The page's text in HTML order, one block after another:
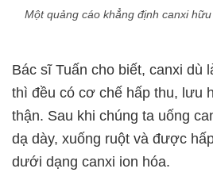
Một quảng cáo khẳng định canxi
Bác sĩ Tuấn cho biết, canxi dù
thì đều có cơ chế hấp thu, lưu
thận. Sau khi chúng ta uống
dạ dày, xuống ruột và được
dưới dạng canxi ion hóa.